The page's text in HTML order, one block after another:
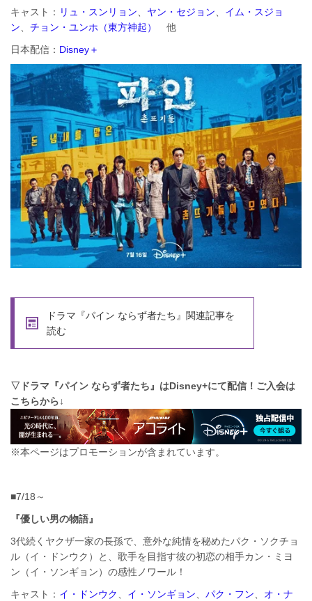
キャスト： リュ・スンリョン ヤン・セジョン
イム・スジョ
ン
チョン・ユンホ（東方神起）
他
日本配信： Disney＋
ドラマ『パイン ならず者たち』関連記事を
読む
▽ドラマ『パイン ならず者たち』はDisney+にて配信！ご入会は
こちらから↓
※本ページはプロモーションが含まれています。
■7/18～
『優しい男の物語』
3代続くヤクザ一家の長孫で、意外な純情を秘めたパク・ソクチョ
ル（イ・ドンウク）と、歌手を目指す彼の初恋の相手カン・ミヨ
ン（イ・ソンギョン）の感性ノワール！
キャスト： イ・ドンウク、 イ・ソンギョン、 パク・フン、 オ・ナ